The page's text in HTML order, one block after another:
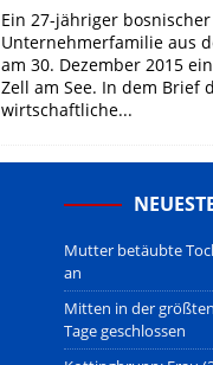
Ein 27-jähriger
Unternehmerfamilie aus
am 30. Dezember 2015
Zell am See. In dem Brief
wirtschaftliche...
Mutter betäubte
an
Mitten in der
Tage geschlossen